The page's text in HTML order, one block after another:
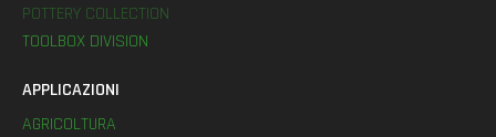
POTTERY COLLECTION
TOOLBOX DIVISION
APPLICAZIONI
AGRICOLTURA